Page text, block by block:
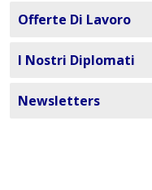
Offerte Di Lavoro
I Nostri Diplomati
Newsletters